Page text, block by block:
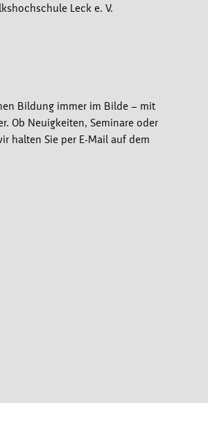
Leck e. V.
Bildung immer im Bilde – mit
Ob Neuigkeiten, Seminare oder
halten Sie per E-Mail auf dem